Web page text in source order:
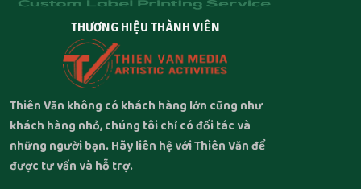
THƯƠNG HIỆU THÀNH VIÊN
Thiên Văn không có khách hàng lớn cũng như
khách hàng nhỏ, chúng tôi chỉ có đối tác và
những người bạn. Hãy liên hệ với Thiên Văn để
được tư vấn và hỗ trợ.